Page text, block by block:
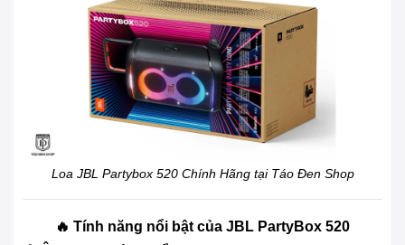
Loa JBL Partybox 520 Chính Hãng tại Táo Đen Shop
🔥 Tính năng nổi bật của JBL PartyBox 520